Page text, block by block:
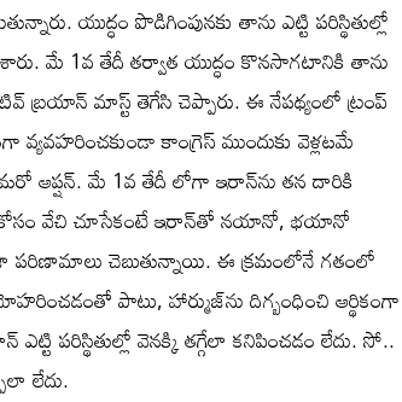
యుద్ధం పొడిగింపునకు తాను ఎట్టి పరిస్థితుల్లో
మే 1వ తేదీ తర్వాత యుద్ధం కొనసాగటానికి తాను
బ్రయాన్‌ మాస్ట్‌ తెగేసి చెప్పారు. ఈ నేపథ్యంలో ట్రంప్‌
కాంగ్రెస్‌ ముందుకు వెళ్లటమే
మరో ఆప్షన్. మే 1వ తేదీ లోగా ఇరాన్‌ను తన దారికి
కోసం వేచి చూసేకంటే ఇరాన్‌తో నయానో, భయానో
పరిణామాలు చెబుతున్నాయి. ఈ క్రమంలోనే గతంలో
పాటు, హార్ముజ్‌ను దిగ్బంధించి ఆర్థికంగా
పరిస్థితుల్లో వెనక్కి తగ్గేలా కనిపించడం లేదు. సో..
లేదు.